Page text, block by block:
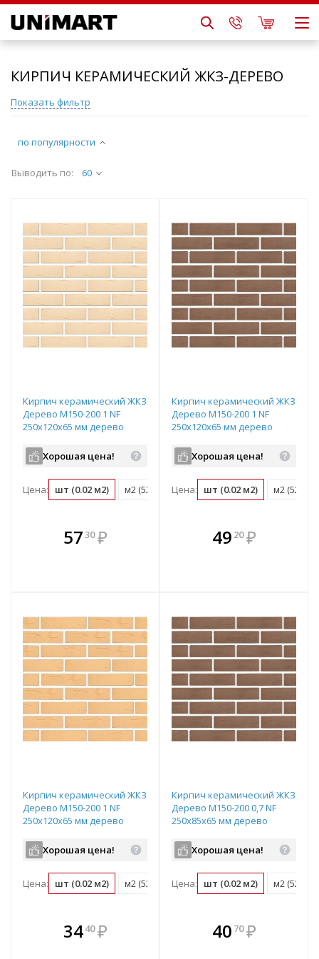
КИРПИЧ КЕРАМИЧЕСКИЙ ЖКЗ-ДЕРЕВО
по популярности
Выводить по: 60
Кирпич керамический ЖКЗ
Дерево М150-200 1 NF
250х120х65 мм дерево
Хорошая цена!
Цена: шт (0.02 м2) м2 (52 шт) поддон (480 шт)
5730 ₽
В комплекте
всегда выгоднее!
Кирпич керамический ЖКЗ
Дерево М150-200 1 NF
250х120х65 мм дерево
Хорошая цена!
Цена: шт (0.02 м2) м2 (52 шт)
В комплекте
всегда выгоднее!
49 20 ₽
Кирпич керамический ЖКЗ
Дерево М150-200 1 NF
250х120х65 мм дерево
Хорошая цена!
Цена: шт (0.02 м2) м2 (52 шт) поддон (480 шт)
3440 ₽
В комплекте
всегда выгоднее!
Кирпич керамический ЖКЗ
Дерево М150-200 0,7 NF
250х85х65 мм дерево
Хорошая цена!
Цена: шт (0.02 м2) м2 (52 шт)
В комплекте
всегда выгоднее!
40 70 ₽
Показать фильтр